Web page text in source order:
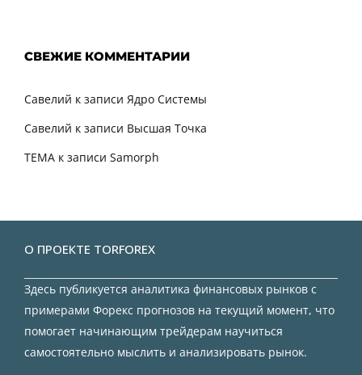
СВЕЖИЕ КОММЕНТАРИИ
Савелий к записи Ядро Системы
Савелий к записи Высшая Точка
TEMA к записи Samorph
О ПРОЕКТЕ TORFOREX
Здесь публикуется аналитика финансовых рынков с
примерами Форекс прогнозов на текущий момент, что
помогает начинающим трейдерам научиться
самостоятельно мыслить и анализировать рынок.